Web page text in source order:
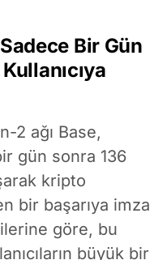
Bir Gün
2 ağı Base,
gün sonra 136
kripto
bir başarıya imza
göre, bu
büyük bir